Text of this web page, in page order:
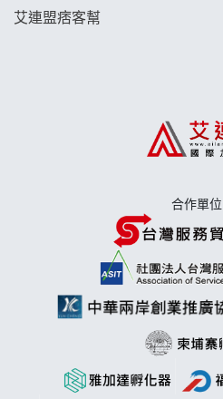
日十。早午食加盟說明會
莫尼早餐Morni加盟說明會
艾連盟痞客幫
合作單位